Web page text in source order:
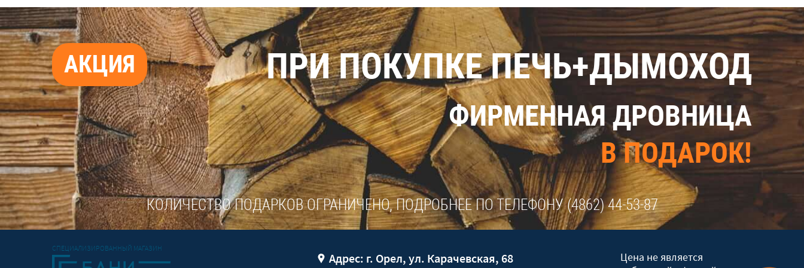
АКЦИЯ ПРИ ПОКУПКЕ ПЕЧЬ+ДЫМОХОД
ФИРМЕННАЯ ДРОВНИЦА
В ПОДАРОК!
КОЛИЧЕСТВО ПОДАРКОВ ОГРАНИЧЕНО, ПОДРОБНЕЕ ПО ТЕЛЕФОНУ(4862) 44-53-87
СПЕЦИАЛИЗИРОВАННЫЙ МАГАЗИН
Адрес: г. Орел, ул. Карачевская, 68
Цена не является